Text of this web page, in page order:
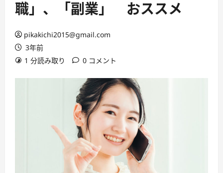
職」、「副業」 おススメ
pikakichi2015@gmail.com
3年前
1 分読み取り
0 コメント